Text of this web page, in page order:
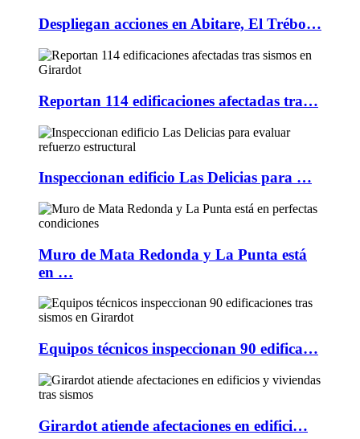
Despliegan acciones en Abitare, El Trébo…
Reportan 114 edificaciones afectadas tra…
Inspeccionan edificio Las Delicias para …
Muro de Mata Redonda y La Punta está
en …
Equipos técnicos inspeccionan 90 edifica…
Girardot atiende afectaciones en edifici…